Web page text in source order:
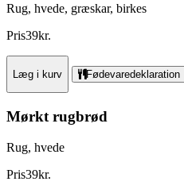
Rug, hvede, græskar, birkes
Pris39kr.
Læg i kurv Fødevaredeklaration
Mørkt rugbrød
Rug, hvede
Pris39kr.